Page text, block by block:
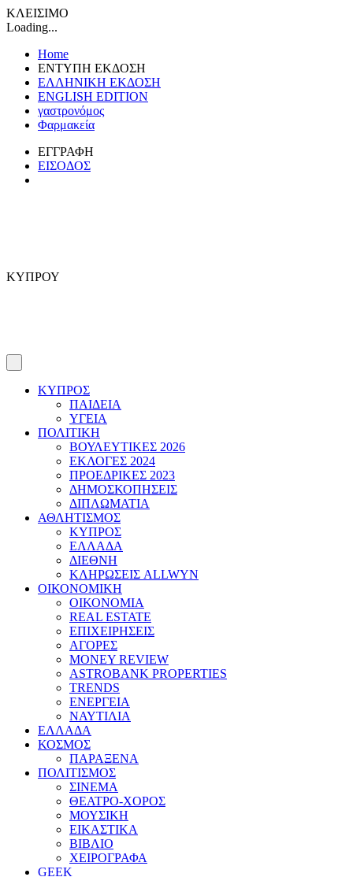
ΚΛΕΙΣΙΜΟ
Loading...
Home
ΕΝΤΥΠΗ ΕΚΔΟΣΗ
ΕΛΛΗΝΙΚΗ ΕΚΔΟΣΗ
ENGLISH EDITION
γαστρονόμος
Φαρμακεία
ΕΓΓΡΑΦΗ
ΕΙΣΟΔΟΣ
ΚΥΠΡΟΥ
ΚΥΠΡΟΣ
ΠΑΙΔΕΙΑ
ΥΓΕΙΑ
ΠΟΛΙΤΙΚΗ
ΒΟΥΛΕΥΤΙΚΕΣ 2026
ΕΚΛΟΓΕΣ 2024
ΠΡΟΕΔΡΙΚΕΣ 2023
ΔΗΜΟΣΚΟΠΗΣΕΙΣ
ΔΙΠΛΩΜΑΤΙΑ
ΑΘΛΗΤΙΣΜΟΣ
ΚΥΠΡΟΣ
ΕΛΛΑΔΑ
ΔΙΕΘΝΗ
ΚΛΗΡΩΣΕΙΣ ALLWYN
ΟΙΚΟΝΟΜΙΚΗ
ΟΙΚΟΝΟΜΙΑ
REAL ESTATE
ΕΠΙΧΕΙΡΗΣΕΙΣ
ΑΓΟΡΕΣ
MONEY REVIEW
ASTROBANK PROPERTIES
TRENDS
ΕΝΕΡΓΕΙΑ
ΝΑΥΤΙΛΙΑ
ΕΛΛΑΔΑ
ΚΟΣΜΟΣ
ΠΑΡΑΞΕΝΑ
ΠΟΛΙΤΙΣΜΟΣ
ΣΙΝΕΜΑ
ΘΕΑΤΡΟ-ΧΟΡΟΣ
ΜΟΥΣΙΚΗ
ΕΙΚΑΣΤΙΚΑ
ΒΙΒΛΙΟ
ΧΕΙΡΟΓΡΑΦΑ
GEEK